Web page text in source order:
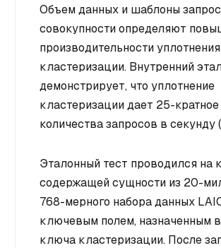
Объем данных и шаблоны
совокупности определяют
производительности уплотнения
кластеризации. Внутренний
демонстрирует, что уплотнение
кластеризации дает 25-
количества запросов в секунду
Эталонный тест проводился на
содержащей сущности из 20-
768-мерного набора данных
ключевым полем, назначенным
ключа кластеризации. После